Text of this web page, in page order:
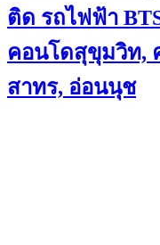
ติด รถไฟฟ้า
คอนโดสุขุมวิท,
สาทร, อ่อนนุช